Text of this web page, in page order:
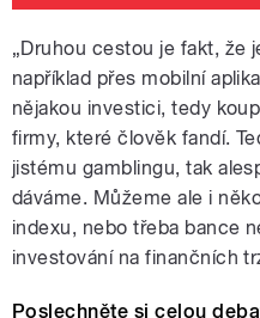
„Druhou cestou je fakt, že
například přes mobilní
nějakou investici, tedy
firmy, které člověk fandí.
jistému gamblingu, tak
dáváme. Můžeme ale i
indexu, nebo třeba bance
investování na finančních
Poslechněte si celou